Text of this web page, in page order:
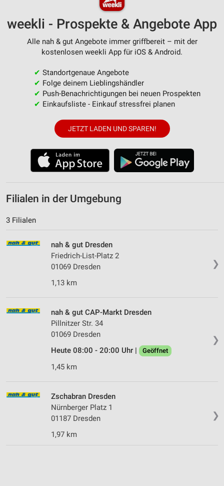
weekli - Prospekte & Angebote App
Alle nah & gut Angebote immer griffbereit – mit der
kostenlosen weekli App für iOS & Android.
✔ Standortgenaue Angebote
✔ Folge deinem Lieblingshändler
✔ Push-Benachrichtigungen bei neuen Prospekten
✔ Einkaufsliste - Einkauf stressfrei planen
JETZT LADEN UND SPAREN!
Filialen in der Umgebung
3 Filialen
❯
nah & gut Dresden
Friedrich-List-Platz 2
01069 Dresden
1,13 km
❯
nah & gut CAP-Markt Dresden
Pillnitzer Str. 34
01069 Dresden
Heute 08:00 - 20:00 Uhr |
Geöffnet
1,45 km
❯
Zschabran Dresden
Nürnberger Platz 1
01187 Dresden
1,97 km